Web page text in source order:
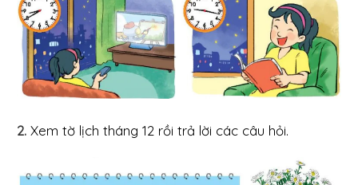
2. Xem tờ lịch tháng 12 rồi trả lời các câu hỏi.